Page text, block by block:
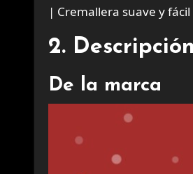
| Cremallera suave y
2.
De la marca